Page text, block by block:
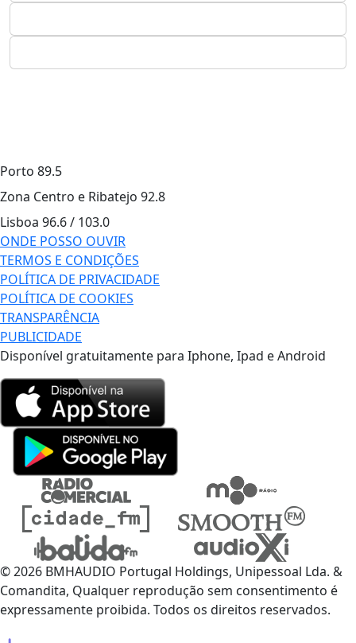
Porto 89.5
Zona Centro e Ribatejo 92.8
Lisboa 96.6 / 103.0
ONDE POSSO OUVIR
TERMOS E CONDIÇÕES
POLÍTICA DE PRIVACIDADE
POLÍTICA DE COOKIES
TRANSPARÊNCIA
PUBLICIDADE
Disponível gratuitamente para Iphone, Ipad e Android
© 2026 BMHAUDIO Portugal Holdings, Unipessoal Lda. &
Comandita, Qualquer reprodução sem consentimento é
expressamente proibida. Todos os direitos reservados.